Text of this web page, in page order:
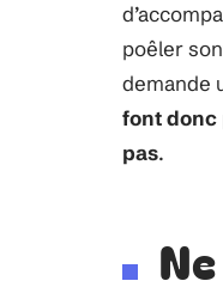
poêler
demande
font donc
pas.